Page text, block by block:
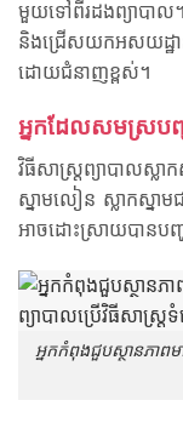
មួយទៅពីរដងព្យាបាល។
និងជ្រើសយកអសយដ្ឋា
ដោយជំនាញខ្ពស់។
អ្នកដែលសមស្របព្
វិធីសាស្រ្តព្យាបាលស្ល
ស្នាមលៀន ស្លាកស្នាម
អាចដោះស្រាយបានបញ្
អ្នកកំពុងជួបស្ថានភាពម